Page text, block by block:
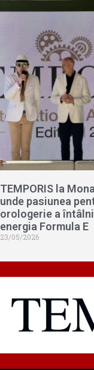
TEMPORIS la
unde pasiunea
orologerie a
energia Formula E
23/05/2026